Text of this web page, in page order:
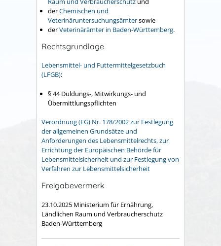
derChemischen und
Veterinäruntersuchungsämtersowie
derVeterinärämter in Baden-Württemberg.
Rechtsgrundlage
Lebensmittel- und Futtermittelgesetzbuch
(LFGB):
§ 44 Duldungs-, Mitwirkungs- und
Übermittlungspflichten
Verordnung (EG) Nr. 178/2002 zur Festlegung
der allgemeinen Grundsätze und
Anforderungen des Lebensmittelrechts, zur
Errichtung der Europäischen Behörde für
Lebensmittelsicherheit und zur Festlegung von
Verfahren zur Lebensmittelsicherheit
Freigabevermerk
23.10.2025 Ministerium für Ernährung,
Ländlichen Raum und Verbraucherschutz
Baden-Württemberg